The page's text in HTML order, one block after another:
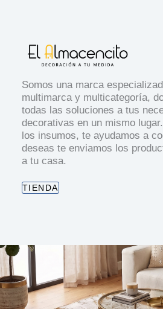
Somos una marca
multimarca y multicategoría,
todas las soluciones a tus
decorativas en un mismo
los insumos, te ayudamos a
deseas te enviamos los
a tu casa.
TIENDA